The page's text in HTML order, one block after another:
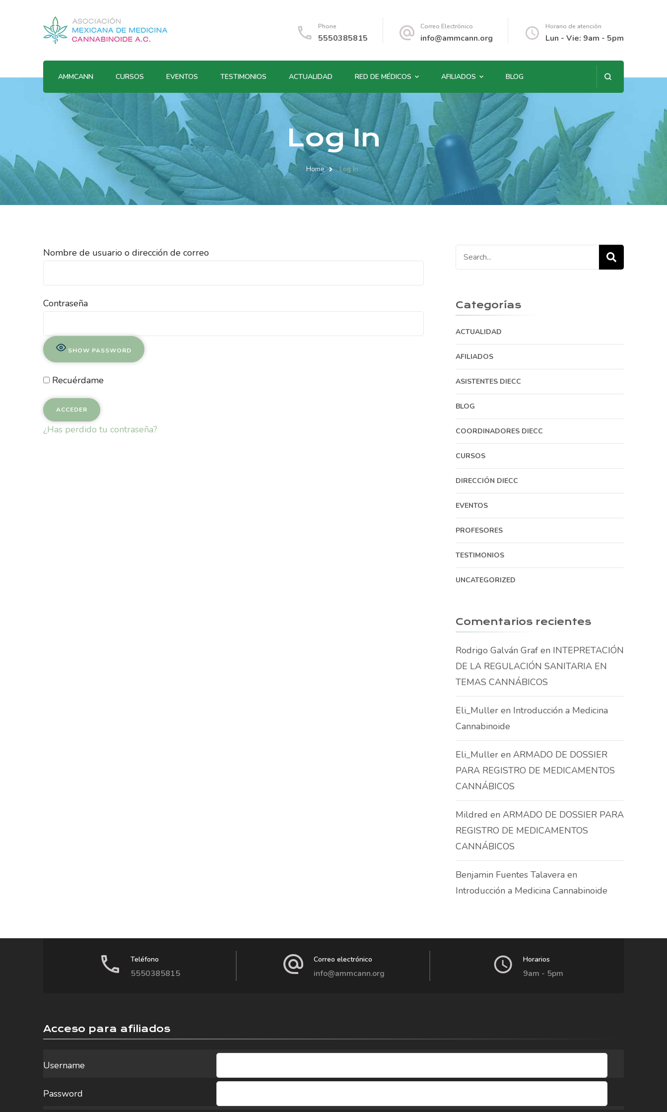
Phone
5550385815
Correo Electrónico
info@ammcann.org
Horario de atención
Lun - Vie: 9am - 5pm
AMMCANN CURSOS EVENTOS TESTIMONIOS ACTUALIDAD RED DE MÉDICOS AFILIADOS BLOG
Log In
Home Log In
Nombre de usuario o dirección de correo
Contraseña
SHOW PASSWORD
Recuérdame
¿Has perdido tu contraseña?
Search
for:
Categorías
ACTUALIDAD
AFILIADOS
ASISTENTES DIECC
BLOG
COORDINADORES DIECC
CURSOS
DIRECCIÓN DIECC
EVENTOS
PROFESORES
TESTIMONIOS
UNCATEGORIZED
Comentarios recientes
Rodrigo Galván Grafen INTEPRETACIÓN
DE LA REGULACIÓN SANITARIA EN
TEMAS CANNÁBICOS
Eli_Mulleren Introducción a Medicina
Cannabinoide
Eli_Mulleren ARMADO DE DOSSIER
PARA REGISTRO DE MEDICAMENTOS
CANNÁBICOS
Mildred en ARMADO DE DOSSIER PARA
REGISTRO DE MEDICAMENTOS
CANNÁBICOS
Benjamin Fuentes Talaveraen
Introducción a Medicina Cannabinoide
Teléfono
5550385815
Correo electrónico
info@ammcann.org
Horarios
9am - 5pm
Acceso para afiliados
Username
Password